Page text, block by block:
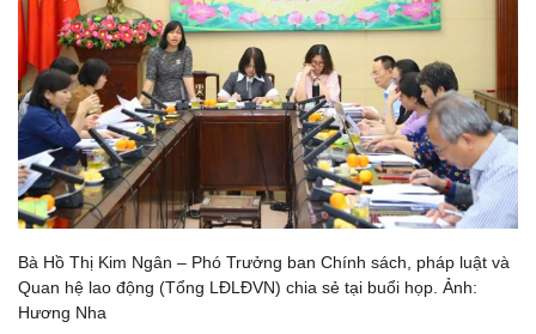
Bà Hồ Thị Kim Ngân – Phó Trưởng ban Chính sách, pháp luật và
Quan hệ lao động (Tổng LĐLĐVN) chia sẻ tại buổi họp. Ảnh:
Hương Nha